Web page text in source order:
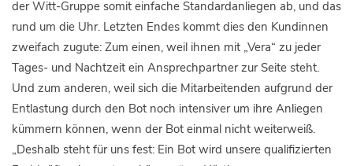
der Witt-Gruppe somit einfache Standardanliegen ab, und das
rund um die Uhr. Letzten Endes kommt dies den Kundinnen
zweifach zugute: Zum einen, weil ihnen mit „Vera“ zu jeder
Tages- und Nachtzeit ein Ansprechpartner zur Seite steht.
Und zum anderen, weil sich die Mitarbeitenden aufgrund der
Entlastung durch den Bot noch intensiver um ihre Anliegen
kümmern können, wenn der Bot einmal nicht weiterweiß.
„Deshalb steht für uns fest: Ein Bot wird unsere qualifizierten